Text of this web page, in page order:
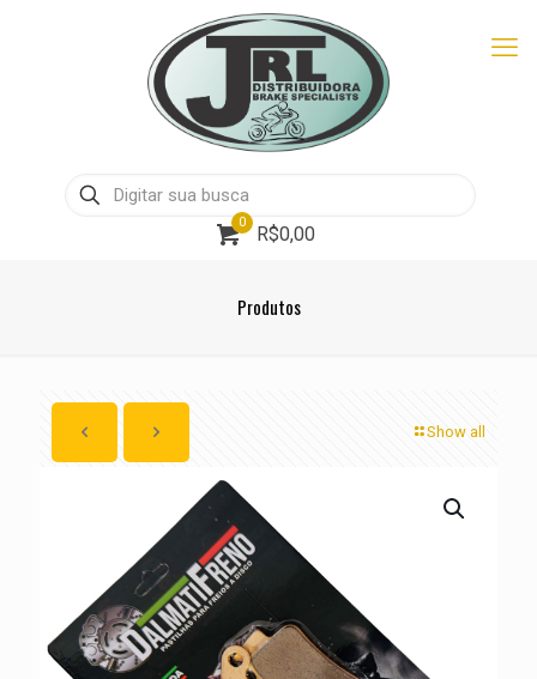
0
R$0,00
Produtos
Show all